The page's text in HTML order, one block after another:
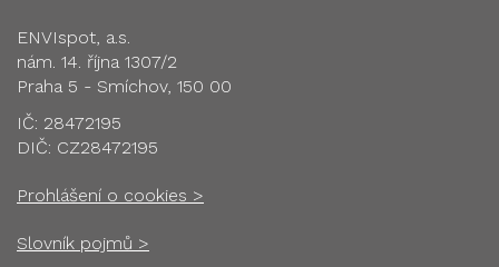
ENVIspot, a.s.
nám. 14. října 1307/2
Praha 5 - Smíchov, 150 00
IČ: 28472195
DIČ: CZ28472195
Prohlášení o cookies >
Slovník pojmů >